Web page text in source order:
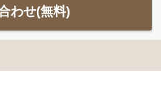
わせ(無料)